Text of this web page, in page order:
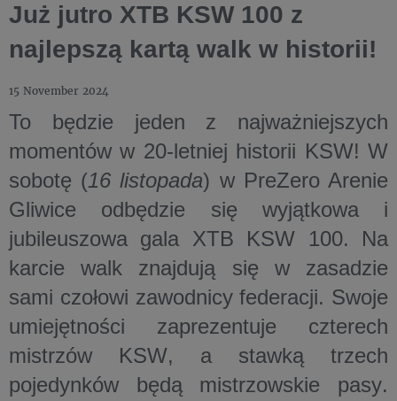
Już jutro XTB KSW 100 z
najlepszą kartą walk w historii!
15 November 2024
To będzie jeden z najważniejszych
momentów w 20-letniej historii KSW! W
sobotę (16 listopada) w PreZero Arenie
Gliwice odbędzie się wyjątkowa i
jubileuszowa gala XTB KSW 100. Na
karcie walk znajdują się w zasadzie
sami czołowi zawodnicy federacji. Swoje
umiejętności zaprezentuje czterech
mistrzów KSW, a stawką trzech
pojedynków będą mistrzowskie pasy.